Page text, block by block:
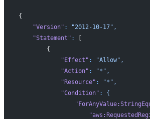
{
    "Version"
:
"2012-10-17",
    "Statement"
:
[
        {
            "Effect"
:
"Allow",
            "Action"
:
"*",
            "Resource"
:
"*",
            "Condition"
:
{